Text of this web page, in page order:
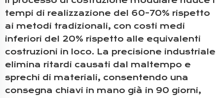
tempi di realizzazione del 60-70% rispetto
ai metodi tradizionali, con costi medi
inferiori del 20% rispetto alle equivalenti
costruzioni in loco. La precisione industriale
elimina ritardi causati dal maltempo e
sprechi di materiali, consentendo una
consegna chiavi in mano già in 90 giorni,